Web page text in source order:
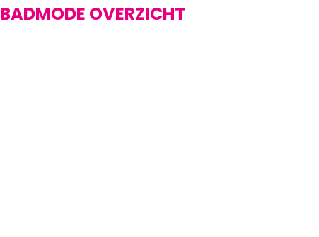
BADMODE OVERZICHT